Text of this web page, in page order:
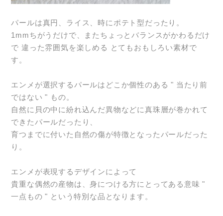
パールは真円、ライス、時にポテト型だったり。
1mmちがうだけで、またちょっとバランスがかわるだけ
で 違った雰囲気を楽しめる とてもおもしろい素材で
す。
エンメが選択するパールはどこか個性のある " 当たり前
ではない " もの。
自然に貝の中に紛れ込んだ異物などに真珠層が巻かれて
できたパールだったり、
育つまでに付いた自然の傷が特徴となったパールだった
り。
エンメが表現するデザインによって
貴重な偶然の産物は、身につける方にとってある意味 "
一点もの " という特別な品となります。